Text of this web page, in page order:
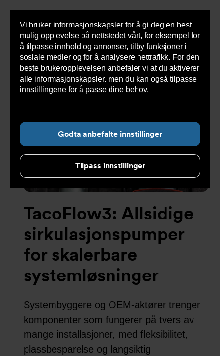
Vi bruker informasjonskapsler for å gi deg en best
mulig opplevelse på nettstedet vårt, for eksempel for
å tilpasse innhold og annonser, tilby funksjoner i
sosiale medier og for å analysere nettrafikk. For den
beste brukeropplevelsen anbefaler vi at du aktiverer
alle informasjonskapsler, men du kan også tilpasse
innstillingene for å passe dine behov.
Godta anbefalte innstillinger
Tilpass innstillinger
Undernavigasjon for ”Løsninger”
TacoFlow3: Allsidige
sirkulasjonspumper
for skalerbare
systemløsninger
Systembyggere og OEM-aktører trenger
komponenter som fungerer på tvers av
mange installasjoner, med fleksibilitet,
plassbesparelse og langsiktig